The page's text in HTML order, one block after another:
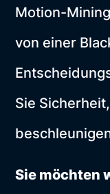
Motion-
von einer
Sie
Sie möchten